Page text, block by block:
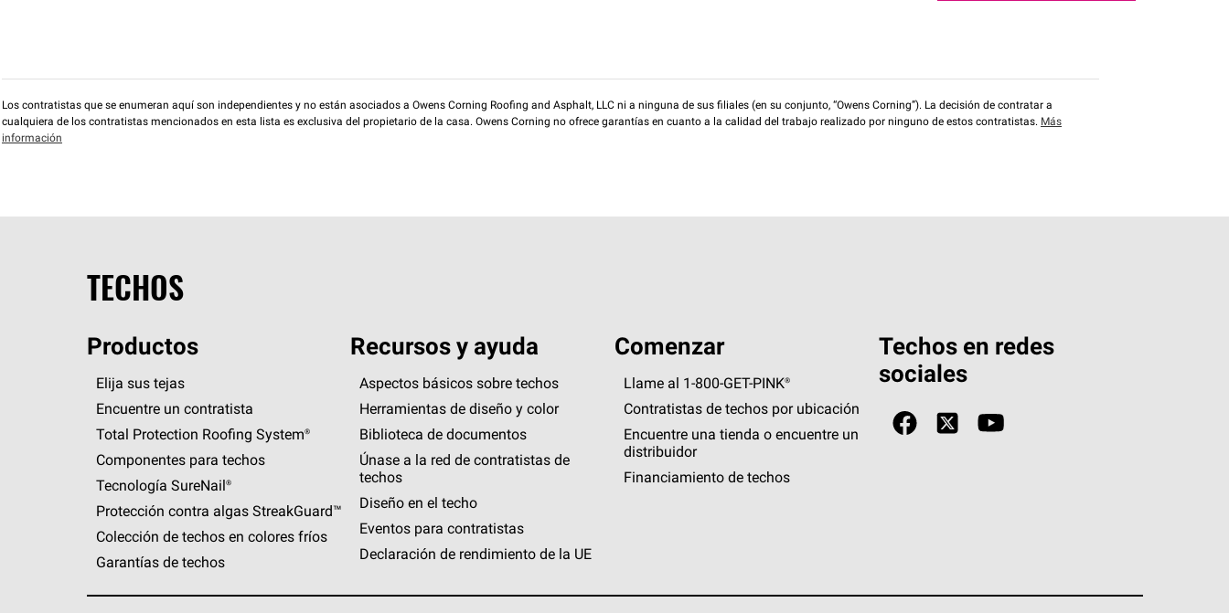
Los contratistas que se enumeran aquí son independientes y no están asociados a Owens Corning Roofing and Asphalt, LLC ni a ninguna de sus filiales (en su conjunto, “Owens Corning”). La decisión de contratar a
cualquiera de los contratistas mencionados en esta lista es exclusiva del propietario de la casa. Owens Corning no ofrece garantías en cuanto a la calidad del trabajo realizado por ninguno de estos contratistas. Más
información
TECHOS
Productos
Elija sus tejas
Encuentre un contratista
Total Protection Roofing System®
Componentes para techos
Tecnología SureNail®
Protección contra algas StreakGuard™
Colección de techos en colores fríos
Garantías de techos
Recursos y ayuda
Aspectos básicos sobre techos
Herramientas de diseño y color
Biblioteca de documentos
Únase a la red de contratistas de
techos
Diseño en el techo
Eventos para contratistas
Declaración de rendimiento de la UE
Comenzar
Llame al 1-800-GET-PINK®
Contratistas de techos por ubicación
Encuentre una tienda o encuentre un
distribuidor
Financiamiento de techos
Techos en redes
sociales